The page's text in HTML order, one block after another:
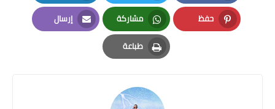
Facebook
Twitter
LinkedIn
حفظ
Pinterest
مشاركة
Whatsapp
إرسال
Email
طباعة
Print